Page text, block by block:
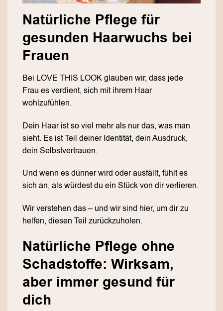
Natürliche Pflege für
gesunden Haarwuchs bei
Frauen
Bei LOVE THIS LOOK glauben wir, dass jede
Frau es verdient, sich mit ihrem Haar
wohlzufühlen.
Dein Haar ist so viel mehr als nur das, was man
sieht. Es ist Teil deiner Identität, dein Ausdruck,
dein Selbstvertrauen.
Und wenn es dünner wird oder ausfällt, fühlt es
sich an, als würdest du ein Stück von dir verlieren.
Wir verstehen das – und wir sind hier, um dir zu
helfen, diesen Teil zurückzuholen.
Natürliche Pflege ohne
Schadstoffe: Wirksam,
aber immer gesund für
dich